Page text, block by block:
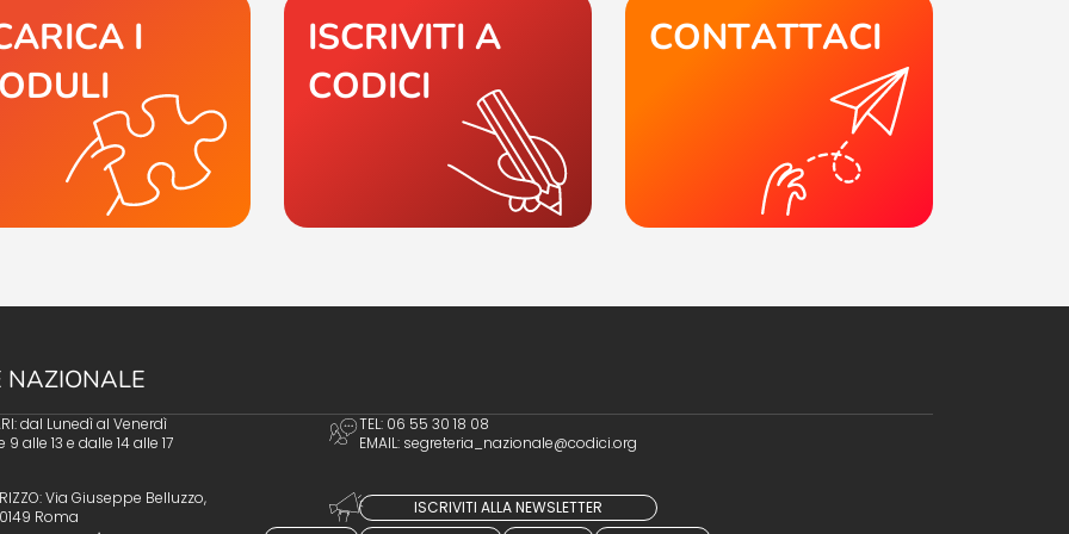
I
ISCRIVITI A
CODICI
CONTATTACI
NAZIONALE
dal Lunedì al Venerdì
9 alle 13 e dalle 14 alle 17
TEL: 06 55 30 18 08
EMAIL: segreteria_nazionale@codici.org
Via Giuseppe Belluzzo,
Roma
ISCRIVITI ALLA NEWSLETTER